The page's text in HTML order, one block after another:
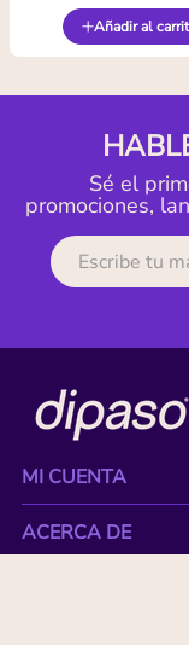
Añadir al
Sé el
promociones,
MI CUENTA
ACERCA DE